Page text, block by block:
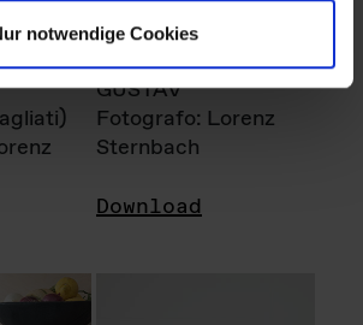
notwendige Cookies
GUSTAV
Fotografo: Lorenz
Sternbach
Download